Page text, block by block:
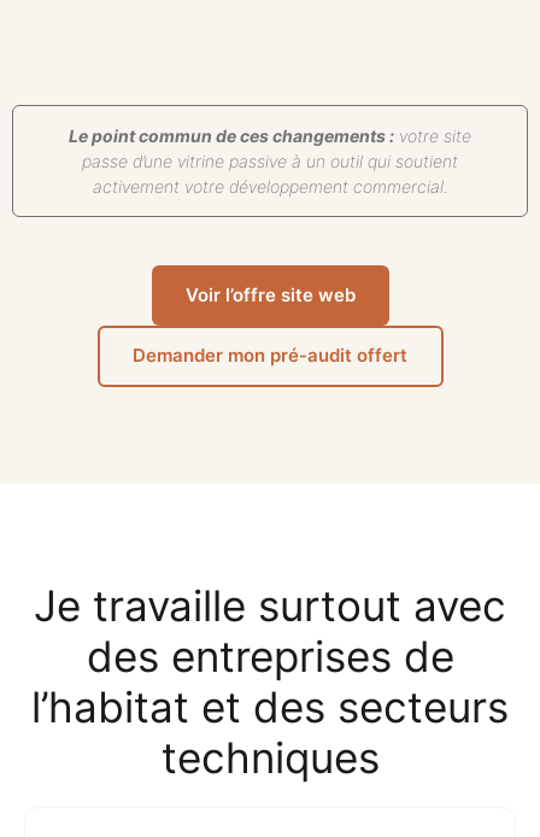
Le point commun de ces changements : votre site
passe d’une vitrine passive à un outil qui soutient
activement votre développement commercial.
Voir l’offre site web
Demander mon pré-audit offert
Je travaille surtout avec
des entreprises de
l’habitat et des secteurs
techniques